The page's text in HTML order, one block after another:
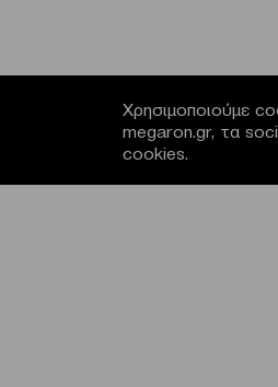
Χρησιμοποιούμε
megaron.gr, τα
cookies.